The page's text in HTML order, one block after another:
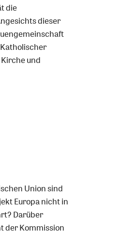
die
dieser
und
Union sind
Europa nicht in
Darüber
der Kommission